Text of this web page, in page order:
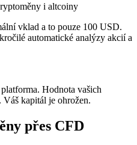
i altcoiny
vklad a to pouze 100 USD.
automatické analýzy akcií a
Hodnota vašich
Váš kapitál je ohrožen.
přes CFD